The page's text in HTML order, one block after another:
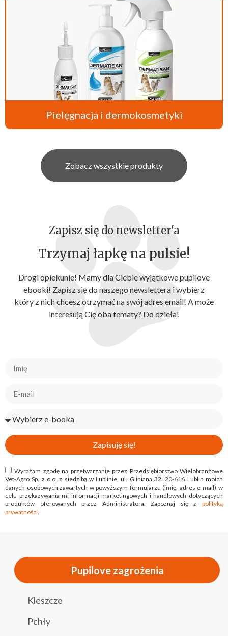
Pielęgnacja i dermokosmetyki
Zobacz wszystkie produkty
Zapisz się do newsletter'a
Trzymaj łapkę na pulsie!
Drogi opiekunie! Mamy dla Ciebie wyjątkowe pupilove
ebooki! Zapisz się do naszego newslettera i wybierz
który z nich chcesz otrzymać na swój adres email! A może
interesują Cię oba tematy? Do dzieła!
Wyrażam zgodę na przetwarzanie przez Przedsiębiorstwo Wielobranżowe
Vet-Agro Sp. z o.o. z siedzibą w Lublinie, ul. Gliniana 32, 20-616 Lublin moich
danych osobowych zawartych w powyższym formularzu (imię, adres e-mail) w
celu przekazywania mi informacji marketingowych i handlowych dotyczących
produktów oferowanych przez Administratora. Zapoznaj się z polityką
prywatności.
Zapisuję się!
Pupilove zagrożenia
Kleszcze
Pchły